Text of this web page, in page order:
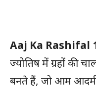
Aaj Ka Rashifal
ज्योतिष में ग्रहों की
बनते हैं, जो आम आदमी